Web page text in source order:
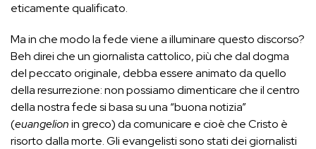
eticamente qualificato.
Ma in che modo la fede viene a illuminare questo discorso?
Beh direi che un giornalista cattolico, più che dal dogma
del peccato originale, debba essere animato da quello
della resurrezione: non possiamo dimenticare che il centro
della nostra fede si basa su una “buona notizia”
(euangelionin greco) da comunicare e cioè che Cristo è
risorto dalla morte. Gli evangelisti sono stati dei giornalisti